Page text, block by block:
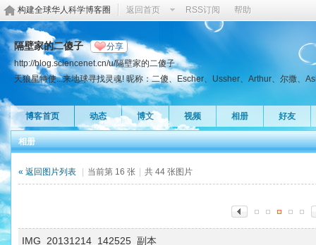
构建全球华人科学博客圈 返回首页 RSS订阅 帮助
隔壁家的二傻子 分享
http://blog.sciencenet.cn/u/隔壁家的二傻子
天狼星特使...来地球寻找灵魂! 昵称：二傻、Escher、Ussher、Arthur、尔撒、
博客首页 动态 博文 视频 相册 好友
相册
« 返回图片列表 当前第 16 张 共 44 张图片
IMG_20131214_142525_副本